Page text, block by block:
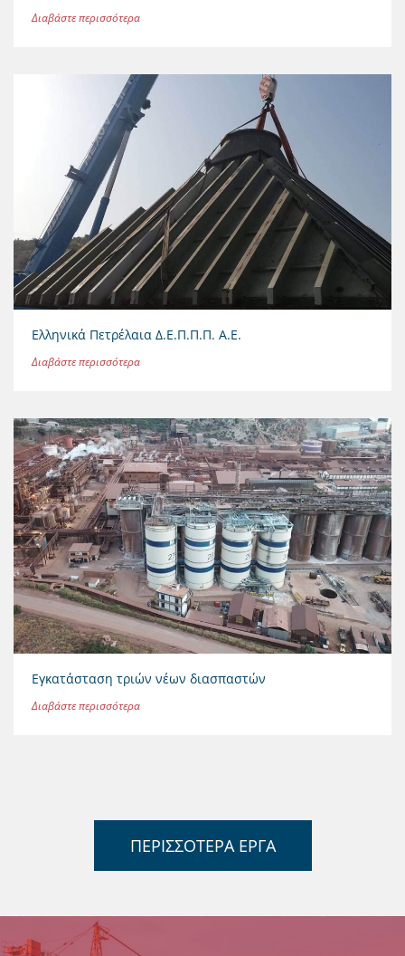
Διαβάστε περισσότερα
Ελληνικά Πετρέλαια Δ.Ε.Π.Π.Π. Α.Ε.
Διαβάστε περισσότερα
Εγκατάσταση τριών νέων διασπαστών
Διαβάστε περισσότερα
ΠΕΡΙΣΣΟΤΕΡΑ ΕΡΓΑ